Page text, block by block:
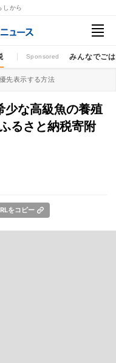
しから
Sponsored みんなでご
先表示する方法
少な高級魚の養殖
るさと納税寄附
をコピー